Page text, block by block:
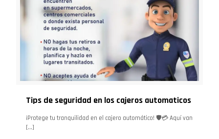
Tips de seguridad en los cajeros automaticos
¡Protege tu tranquilidad en el cajero automático! 🛡️💳 Aquí van
[…]